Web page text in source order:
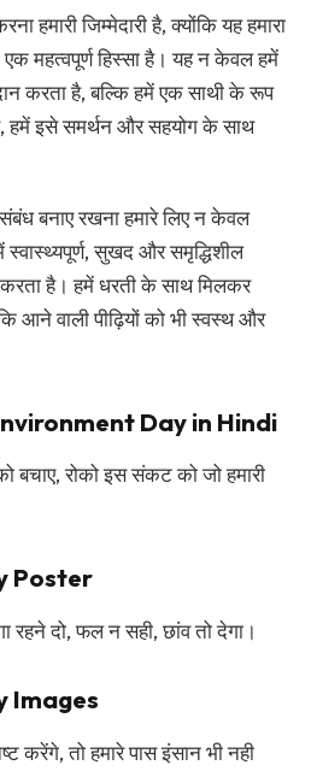
हमारी जिम्मेदारी है, क्योंकि यह हमारा
महत्वपूर्ण हिस्सा है। यह न केवल हमें
करता है, बल्कि हमें एक साथी के रूप
हमें इसे समर्थन और सहयोग के साथ
बनाए रखना हमारे लिए न केवल
सुखद और समृद्धिशील
करता है। हमें धरती के साथ मिलकर
आने वाली पीढ़ियों को भी स्वस्थ और
Day in Hindi
बचाए, रोको इस संकट को जो हमारी
Poster
रहने दो, फल न सही, छांव तो देगा।
Images
करेंगे, तो हमारे पास इंसान भी नही